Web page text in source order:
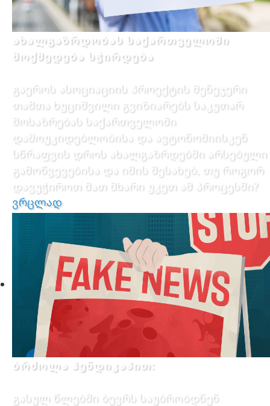
ახალგაზრდობას საქართველოში
მოქმედება სჭირდება
გაეროს ასოციაციის პროექტის მენეჯერი
თამთა ხუციშვილი გვიზიარებს საკუთარ
მოსაზრებას საქართველოში
დამოუკიდებლობისა და ავტონომიისკენ
სწრაფვის დროს ახალგაზრდებში არსებული
გამოწვევებისა და იმის შესახებ, თუ როგორ
დავუჭიროთ მათ მხარი უკეთ ამ პროცესში?
ვრცლად
ბრძოლა ჰენდიკაპით:
გასულ წლებში ბევრს საუბრობდნენ